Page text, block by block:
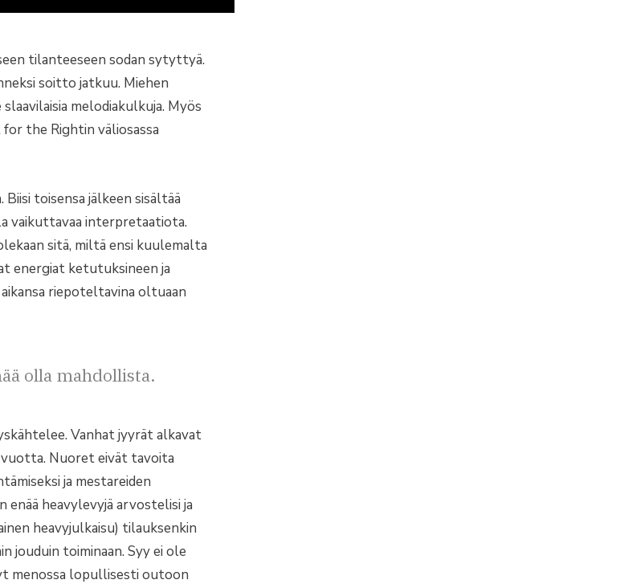
tilanteeseen sodan sytyttyä.
soitto jatkuu. Miehen
melodiakulkuja. Myös
for the Rightin väliosassa
toisensa jälkeen sisältää
vaikuttavaa interpretaatiota.
sitä, miltä ensi kuulemalta
energiat ketutuksineen ja
riepoteltavina oltuaan
olla mahdollista.
Vanhat jyyrät alkavat
vuotta. Nuoret eivät tavoita
ja mestareiden
heavylevyjä arvostelisi ja
heavyjulkaisu) tilauksenkin
jouduin toiminaan. Syy ei ole
menossa lopullisesti outoon